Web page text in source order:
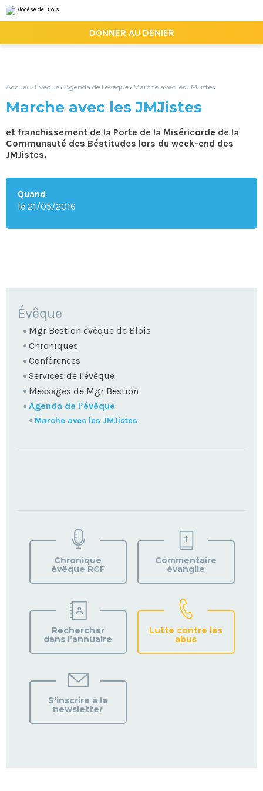
au
contenu.
la
personnels
DONNER AU DENIER
Accueil › Évêque› Agenda de l’évêque› Marche avec les JMJistes
Marche avec les JMJistes
et franchissement de la Porte de la Miséricorde de la
Communauté des Béatitudes lors du week-end des
JMJistes.
Quand
le 21/05/2016
NAVIGATION
Évêque
Mgr Bestion évêque de Blois
Chroniques
Conférences
Services de l'évêque
Messages de Mgr Bestion
Agenda de l’évêque
Marche avec les JMJistes
VOTRE
PAROISSE
Chronique
évêque RCF
Commentaire
évangile
Rechercher
dans l’annuaire
Lutte contre les
abus
S'inscrire à la
newsletter